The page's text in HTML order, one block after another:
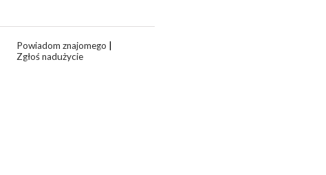
Powiadom znajomego
Zgłoś nadużycie